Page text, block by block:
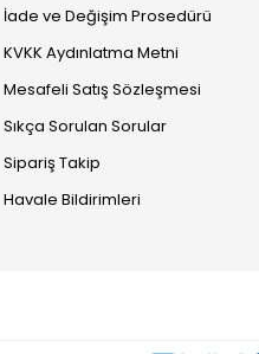
İade ve Değişim Prosedürü
KVKK Aydınlatma Metni
Mesafeli Satış Sözleşmesi
Sıkça Sorulan Sorular
Sipariş Takip
Havale Bildirimleri